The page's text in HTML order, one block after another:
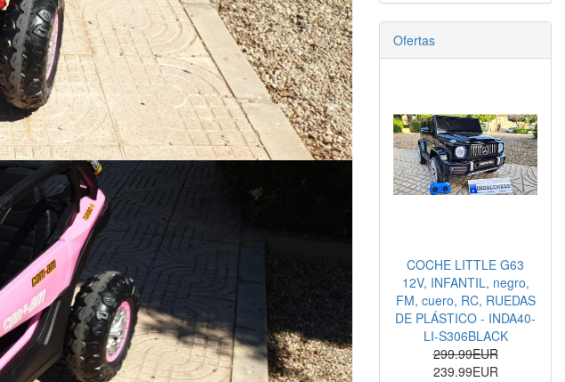
Ofertas
COCHE LITTLE G63
12V, INFANTIL, negro,
FM, cuero, RC, RUEDAS
DE PLÁSTICO - INDA40-
LI-S306BLACK
299.99EUR
239.99EUR